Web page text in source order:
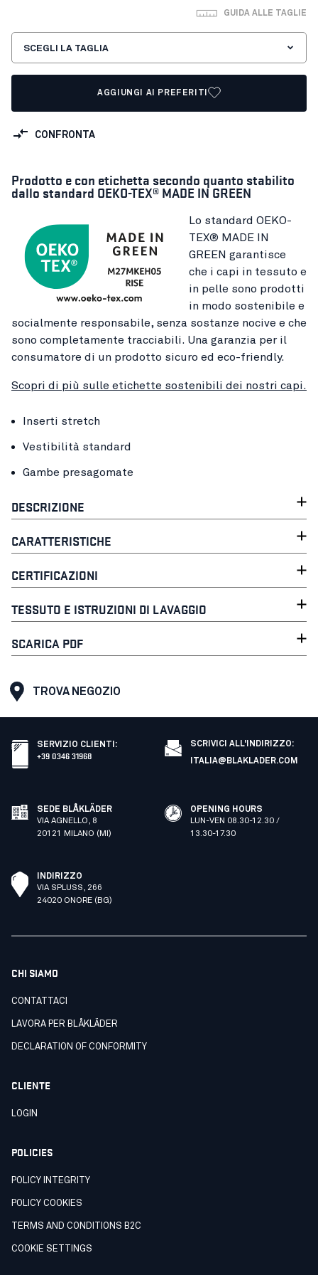
GUIDA ALLE TAGLIE
SCEGLI LA TAGLIA
AGGIUNGI AI PREFERITI
CONFRONTA
Prodotto e con etichetta secondo quanto stabilito
dallo standard OEKO-TEX® MADE IN GREEN
Lo standard OEKO-
TEX® MADE IN
GREEN garantisce
che i capi in tessuto e
in pelle sono prodotti
in modo sostenibile e
socialmente responsabile, senza sostanze nocive e che
sono completamente tracciabili. Una garanzia per il
consumatore di un prodotto sicuro ed eco-friendly.
Scopri di più sulle etichette sostenibili dei nostri capi.
Inserti stretch
Vestibilità standard
Gambe presagomate
DESCRIZIONE
CARATTERISTICHE
CERTIFICAZIONI
TESSUTO E ISTRUZIONI DI LAVAGGIO
SCARICA PDF
TROVA NEGOZIO
SERVIZIO CLIENTI :
+39 0346 31968
SCRIVICI ALL'INDIRIZZO:
ITALIA@BLAKLADER.COM
SEDE BLÅKLÄDER
VIA AGNELLO, 8
20121 MILANO (MI)
OPENING HOURS
LUN-VEN 08.30-12.30 /
13.30-17.30
INDIRIZZO
VIA SPLUSS, 266
24020 ONORE (BG)
CHI SIAMO
CONTATTACI
LAVORA PER BLÅKLÄDER
DECLARATION OF CONFORMITY
CLIENTE
LOGIN
POLICIES
POLICY INTEGRITY
POLICY COOKIES
TERMS AND CONDITIONS B2C
COOKIE SETTINGS